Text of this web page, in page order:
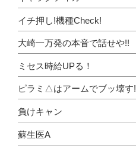
イチ押し!機種Check!
大崎一万発の本音で話せや!!
ミセス時給UPる！
ピラミ△はアームでブッ壊す!
負けキャン
蘇生医A